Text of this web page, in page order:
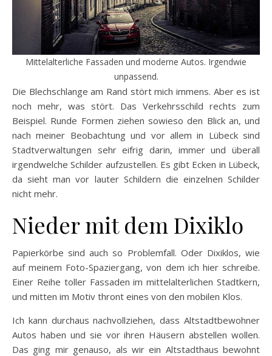
Mittelalterliche Fassaden und moderne Autos. Irgendwie
unpassend.
Die Blechschlange am Rand stört mich immens. Aber es ist
noch mehr, was stört. Das Verkehrsschild rechts zum
Beispiel. Runde Formen ziehen sowieso den Blick an, und
nach meiner Beobachtung und vor allem in Lübeck sind
Stadtverwaltungen sehr eifrig darin, immer und überall
irgendwelche Schilder aufzustellen. Es gibt Ecken in Lübeck,
da sieht man vor lauter Schildern die einzelnen Schilder
nicht mehr.
Nieder mit dem Dixiklo
Papierkörbe sind auch so Problemfall. Oder Dixiklos, wie
auf meinem Foto-Spaziergang, von dem ich hier schreibe.
Einer Reihe toller Fassaden im mittelalterlichen Stadtkern,
und mitten im Motiv thront eines von den mobilen Klos.
Ich kann durchaus nachvollziehen, dass Altstadtbewohner
Autos haben und sie vor ihren Häusern abstellen wollen.
Das ging mir genauso, als wir ein Altstadthaus bewohnt